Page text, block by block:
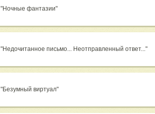
"Ночные фантазии"
"Недочитанное письмо... Неотправленный ответ..."
"Безумный виртуал"